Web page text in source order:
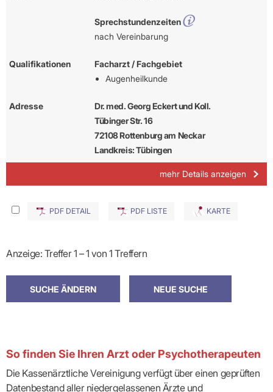
Sprechstundenzeiten
nach Vereinbarung
Qualifikationen
Facharzt / Fachgebiet
Augenheilkunde
Adresse
Dr. med. Georg Eckert und Koll.
Tübinger Str. 16
72108 Rottenburg am Neckar
Landkreis: Tübingen
mehr Details anzeigen
PDF DETAIL PDF LISTE KARTE
Anzeige: Treffer 1 – 1 von 1 Treffern
So finden Sie Ihren Arzt oder Psychotherapeuten
Die Kassenärztliche Vereinigung verfügt über einen geprüften
Datenbestand aller niedergelassenen Ärzte und